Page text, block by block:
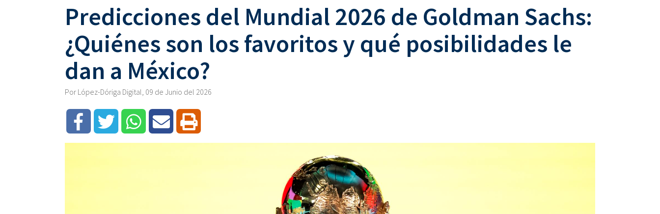
Predicciones del Mundial 2026 de Goldman Sachs:
¿Quiénes son los favoritos y qué posibilidades le
dan a México?
Por López-Dóriga Digital, 09 de Junio del 2026